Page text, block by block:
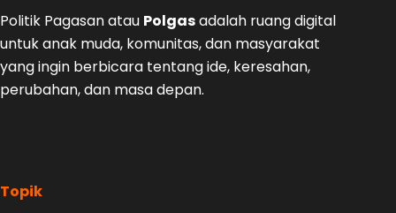
Politik Pagasanatau Polgasadalah ruang digital
untuk anak muda, komunitas, dan masyarakat
yang ingin berbicara tentang ide, keresahan,
perubahan, dan masa depan.
Topik